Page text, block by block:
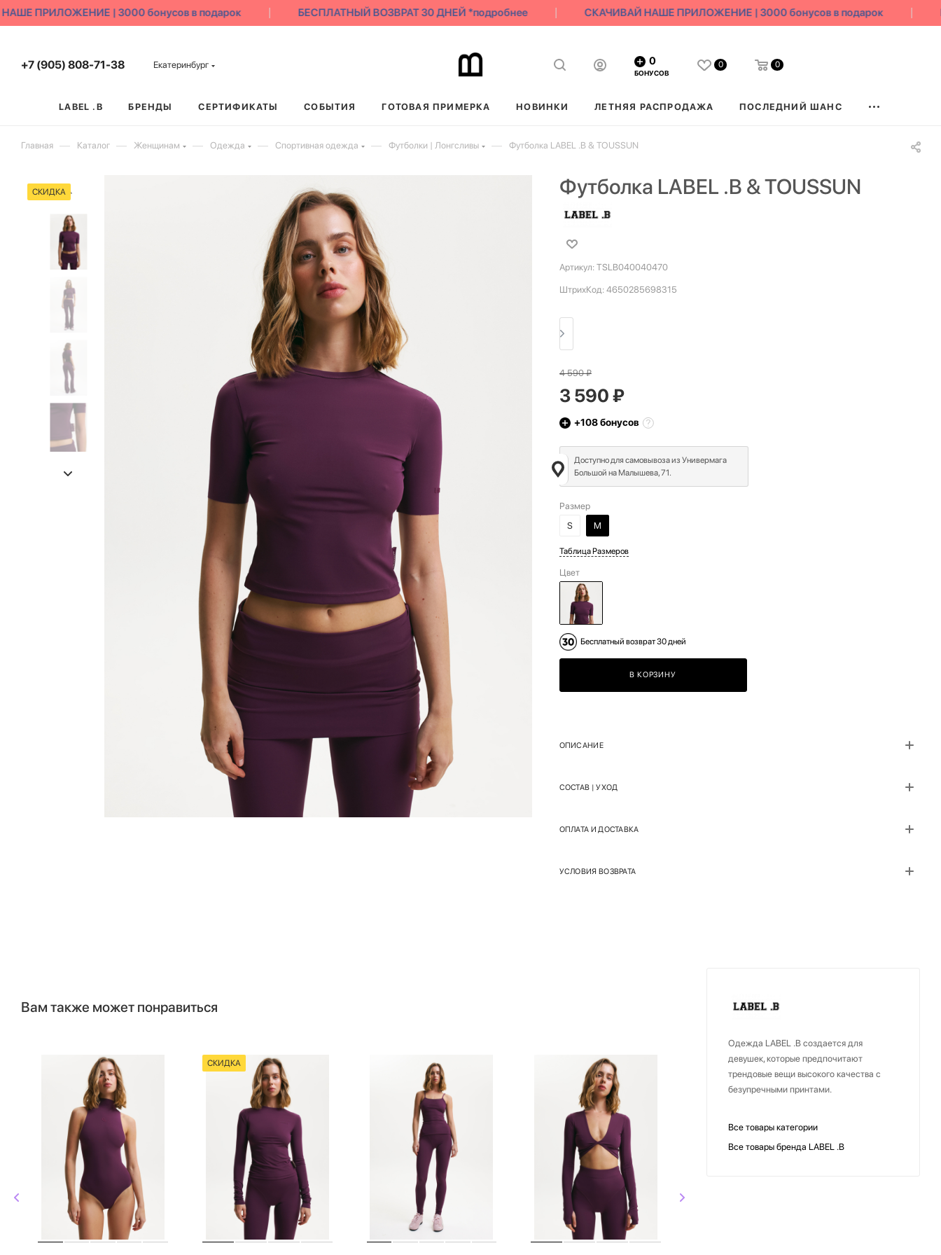
ПРИЛОЖЕНИЕ | 3000 бонусов в подарок БЕСПЛАТНЫЙ ВОЗВРАТ 30 ДНЕЙ *подробнее СКАЧИВАЙ НАШЕ ПРИЛОЖЕНИЕ | 3000 бонусов в подарок
+7 (905) 808-71-38 Екатеринбург 0
БОНУСОВ
0 0
LABEL .B БРЕНДЫ СЕРТИФИКАТЫ СОБЫТИЯ ГОТОВАЯ ПРИМЕРКА НОВИНКИ ЛЕТНЯЯ РАСПРОДАЖА ПОСЛЕДНИЙ ШАНС
Главная — Каталог — Женщинам — Одежда — Спортивная одежда — Футболки | Лонгсливы — Футболка LABEL .B & TOUSSUN
СКИДКА Футболка LABEL .B & TOUSSUN
Артикул: TSLB040040470
ШтрихКод: 4650285698315
4 590₽
3 590₽
+108бонусов
Доступно для самовывоза из Универмага
Большой на Малышева, 71.
Размер
S
M
Таблица Размеров
Цвет
Бесплатный возврат 30 дней
В КОРЗИНУ
ОПИСАНИЕ
СОСТАВ | УХОД
ОПЛАТА И ДОСТАВКА
УСЛОВИЯ ВОЗВРАТА
Вам также может понравиться
СКИДКА
Одежда LABEL .B создается для
девушек, которые предпочитают
трендовые вещи высокого качества с
безупречными принтами.
Все товары категории
Все товары бренда LABEL .B